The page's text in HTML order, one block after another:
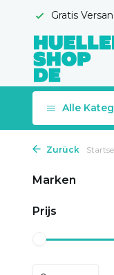
Gratis
Alle
Zurück
Marken
Prijs